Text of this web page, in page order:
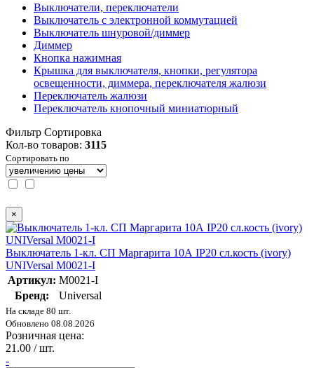
Выключатели, переключатели
Выключатель с электронной коммутацией
Выключатель шнуровой/диммер
Диммер
Кнопка нажимная
Крышка для выключателя, кнопки, регулятора
освещенности, диммера, переключателя жалюзи
Переключатель жалюзи
Переключатель кнопочный миниатюрный
Фильтр Сортировка
Кол-во товаров: 3115
Сортировать по
×
Выключатель 1-кл. СП Маргарита 10А IP20 сл.кость (ivory)
UNIVersal М0021-I
Артикул: М0021-I
Бренд:
Universal
На складе 80 шт.
Обновлено 08.08.2026
Розничная цена:
21.00 / шт.
-